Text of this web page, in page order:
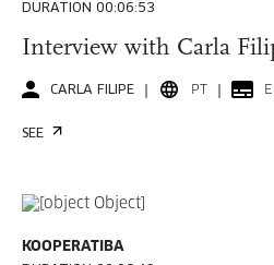
DURATION 00:06:53
Interview with Carla
CARLA FILIPE PT
SEE
KOOPERATIBA